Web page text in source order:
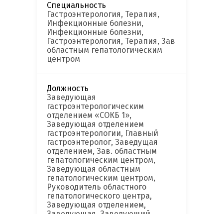
Специальность
Гастроэнтерология, Терапия,
Инфекционные болезни,
Инфекционные болезни,
Гастроэнтерология, Терапия, Зав
областным гепатологическим
центром
Должность
Заведующая
гастроэнтерологическим
отделением «СОКБ 1»,
Заведующая отделением
гастроэнтерологии, Главный
гастроэнтеролог, Заведущая
отделением, Зав. областным
гепатологическим центром,
Заведующая областным
гепатологическим центром,
Руководитель областного
гепатологического центра,
Заведующая отделением,